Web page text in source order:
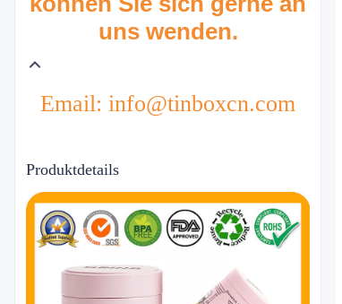
uns wenden.
Email: info@tinboxcn.com
Produktdetails